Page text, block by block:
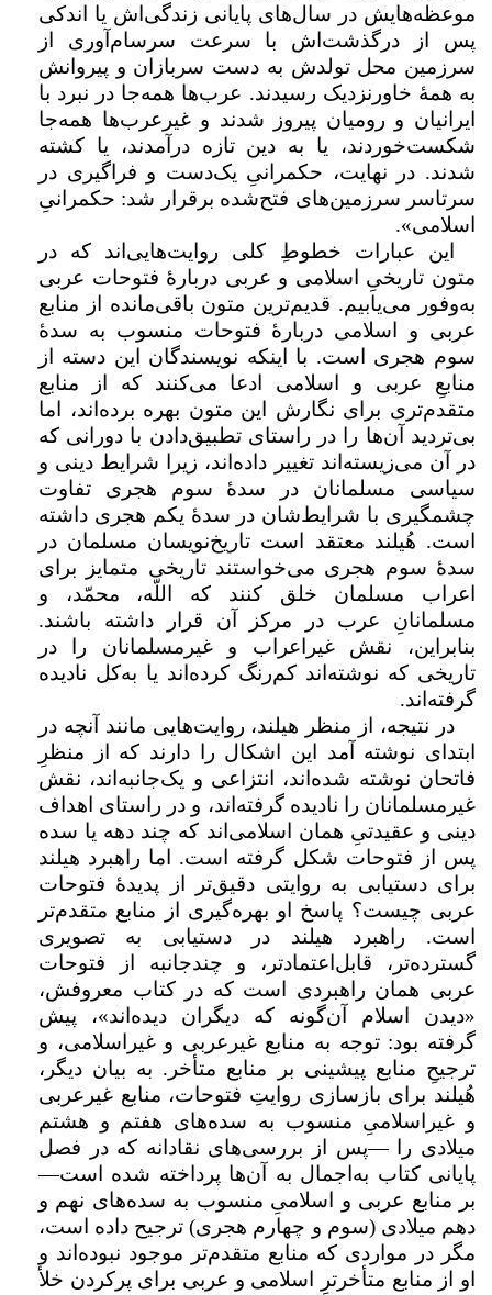
موعظه‌هایش در سال‌های پایانی زندگی‌اش یا اندکی
پس از درگذشت‌اش با سرعت سرسام‌آوری از
سرزمین محل تولدش به دست سربازان و پیروانش
به همهٔ خاورنزدیک رسیدند. عرب‌ها همه‌جا در نبرد با
ایرانیان و رومیان پیروز شدند و غیرعرب‌ها همه‌جا
شکست‌خوردند، یا به دین تازه درآمدند، یا کشته
شدند. در نهایت، حکمرانیِ یک‌دست و فراگیری در
سرتاسر سرزمین‌های فتح‌شده برقرار شد: حکمرانیِ
اسلامی».
این عبارات خطوطِ کلی روایت‌هایی‌اند که در
متون تاریخیِ اسلامی و عربی دربارهٔ فتوحات عربی
به‌وفور می‌یابیم. قدیم‌ترین متون باقی‌مانده از منابع
عربی و اسلامی دربارهٔ فتوحات منسوب به سدهٔ
سوم هجری است. با اینکه نویسندگان این دسته از
منابعِ عربی و اسلامی ادعا می‌کنند که از منابع
متقدم‌تری برای نگارش این متون بهره برده‌اند، اما
بی‌تردید آن‌ها را در راستای تطبیق‌دادن با دورانی که
در آن می‌زیسته‌اند تغییر داده‌اند، زیرا شرایط دینی و
سیاسی مسلمانان در سدهٔ سوم هجری تفاوت
چشمگیری با شرایط‌شان در سدهٔ یکم هجری داشته
است. هُیلند معتقد است تاریخ‌نویسان مسلمان در
سدهٔ سوم هجری می‌خواستند تاریخی متمایز برای
اعراب مسلمان خلق کنند که اللّه، محمّد، و
مسلمانانِ عرب در مرکز آن قرار داشته باشند.
بنابراین، نقش غیراعراب و غیرمسلمانان را در
تاریخی که نوشته‌اند کم‌رنگ کرده‌اند یا به‌کل نادیده
گرفته‌اند.
در نتیجه، از منظر هیلند، روایت‌هایی مانند آنچه در
ابتدای نوشته آمد این اشکال را دارند که از منظرِ
فاتحان نوشته شده‌اند، انتزاعی و یک‌جانبه‌اند، نقش
غیرمسلمانان را نادیده گرفته‌اند، و در راستای اهداف
دینی و عقیدتیِ همان اسلامی‌اند که چند دهه یا سده
پس از فتوحات شکل گرفته است. اما راهبرد هیلند
برای دستیابی به روایتی دقیق‌تر از پدیدهٔ فتوحات
عربی چیست؟ پاسخ او بهره‌گیری از منابع متقدم‌تر
است. راهبرد هیلند در دستیابی به تصویری
گسترده‌تر، قابل‌اعتمادتر، و چندجانبه از فتوحات
عربی همان راهبردی است که در کتاب معروفش،
«دیدن اسلام آن‌گونه که دیگران دیده‌اند»، پیش
گرفته بود: توجه به منابع غیرعربی و غیراسلامی، و
ترجیحِ منابع پیشینی بر منابع متأخر. به بیان دیگر،
هُیلند برای بازسازی روایتِ فتوحات، منابع غیرعربی
و غیراسلامیِ منسوب به سده‌های هفتم و هشتم
میلادی را —پس از بررسی‌های نقادانه که در فصل
پایانی کتاب به‌اجمال به ‌آن‌ها پرداخته شده است—
بر منابع عربی و اسلامیِ منسوب به سده‌های نهم و
دهم میلادی (سوم و چهارم هجری) ترجیح داده است،
مگر در مواردی که منابع متقدم‌تر موجود نبوده‌اند و
او از منابع متأخرترِ اسلامی و عربی برای پرکردن خلأ